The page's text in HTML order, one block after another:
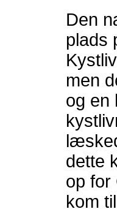
Den
plads
men
og en
dette
op for
kom